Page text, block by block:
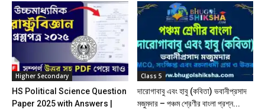
Higher Secondary
HS Political Science Question
Paper 2025 with Answers |
Class 5
দারোগাবাবু এবং হাবু (কবিতা) ভবানীপ্রসাদ
মজুমদার – পঞ্চম শ্রেণীর বাংলা প্রশ্ন...